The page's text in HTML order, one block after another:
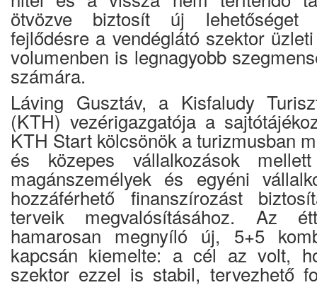
ötvözve biztosít új lehetőséget
fejlődésre a vendéglátó szektor
volumenben is legnagyobb
számára.
Láving Gusztáv, a Kisfaludy
(KTH) vezérigazgatója a
KTH Start kölcsönök a turizmusban
és közepes vállalkozások
magánszemélyek és egyéni
hozzáférhető finanszírozást
terveik megvalósításához. Az
hamarosan megnyíló új, 5+5
kapcsán kiemelte: a cél az volt,
szektor ezzel is stabil, tervezhető